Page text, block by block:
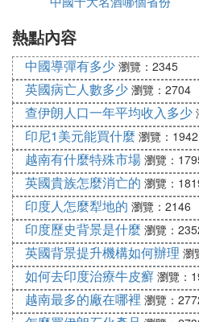
熱點內容
中國導彈有多少 瀏覽：2345
英國病亡人數多少 瀏覽：2704
查伊朗人口一年平均收入多少
印尼1美元能買什麼 瀏覽：1942
越南有什麼特殊市場 瀏覽：
英國貴族怎麼消亡的 瀏覽：
印度人怎麼犁地的 瀏覽：2146
印度歷史背景是什麼 瀏覽：
英國背景提升機構如何辦理 瀏
如何去印度治療牛皮癬 瀏覽：
越南最多的廠在哪裡 瀏覽：